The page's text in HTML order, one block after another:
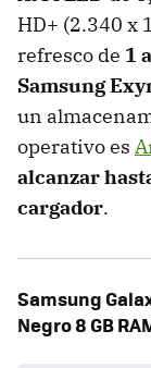
HD+ (2.340 x
refresco de 1
Samsung
un
operativo es
alcanzar
cargador.
Samsung
Negro 8 GB